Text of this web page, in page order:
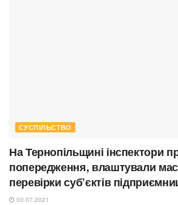
СУСПІЛЬСТВО
На Тернопільщині інспектори
попередження, влаштували
перевірки суб’єктів
03.07.2021